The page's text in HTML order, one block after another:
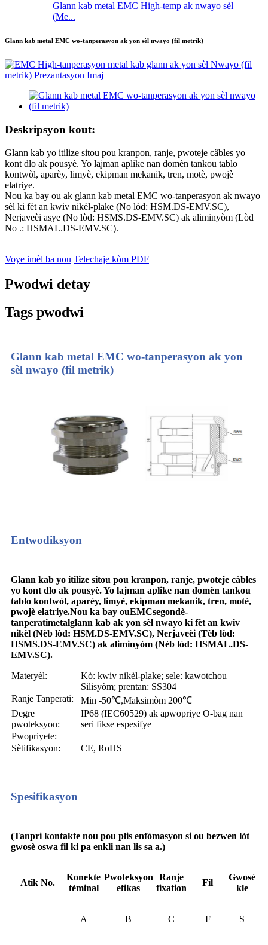
Glann kab metal EMC High-temp ak nwayo sèl
(Me...
Glann kab metal EMC wo-tanperasyon ak yon sèl nwayo (fil metrik)
Deskripsyon kout:
Glann kab yo itilize sitou pou kranpon, ranje, pwoteje câbles yo
kont dlo ak pousyè. Yo lajman aplike nan domèn tankou tablo
kontwòl, aparèy, limyè, ekipman mekanik, tren, motè, pwojè
elatriye.
Nou ka bay ou ak glann kab metal EMC wo-tanperasyon ak nwayo
sèl ki fèt an kwiv nikèl-plake (No lòd: HSM.DS-EMV.SC),
Nerjaveèi asye (No lòd: HSMS.DS-EMV.SC) ak aliminyòm (Lòd
No .: HSMAL.DS-EMV.SC).
Voye imèl ba nou Telechaje kòm PDF
Pwodwi detay
Tags pwodwi
Glann kab metal EMC wo-tanperasyon ak yon
sèl nwayo (fil metrik)
Entwodiksyon
Glann kab yo itilize sitou pou kranpon, ranje, pwoteje câbles
yo kont dlo ak pousyè. Yo lajman aplike nan domèn tankou
tablo kontwòl, aparèy, limyè, ekipman mekanik, tren, motè,
pwojè elatriye.Nou ka bay ouEMCsegondè-
tanperatimetalglann kab ak yon sèl nwayo ki fèt an kwiv
nikèl (Nèb lòd: HSM.DS-EMV.SC), Nerjaveèi (Tèb lòd:
HSMS.DS-EMV.SC) ak aliminyòm (Nèb lòd: HSMAL.DS-
EMV.SC).
Materyèl:
Kò: kwiv nikèl-plake; sele: kawotchou
Silisyòm; prentan: SS304
Ranje Tanperati:
Min -50℃,Maksimòm 200℃
Degre
pwoteksyon:
IP68 (IEC60529) ak apwopriye O-bag nan
seri fikse espesifye
Pwopriyete:
Sètifikasyon:
CE, RoHS
Spesifikasyon
(Tanpri kontakte nou pou plis enfòmasyon si ou bezwen lòt
gwosè oswa fil ki pa enkli nan lis sa a.)
Atik No.
Konekte
tèminal
Pwoteksyon
efikas
Ranje
fixation
Fil
Gwosè
kle
A B C F S